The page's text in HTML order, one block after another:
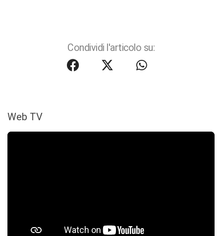
Condividi l'articolo su:
Web TV